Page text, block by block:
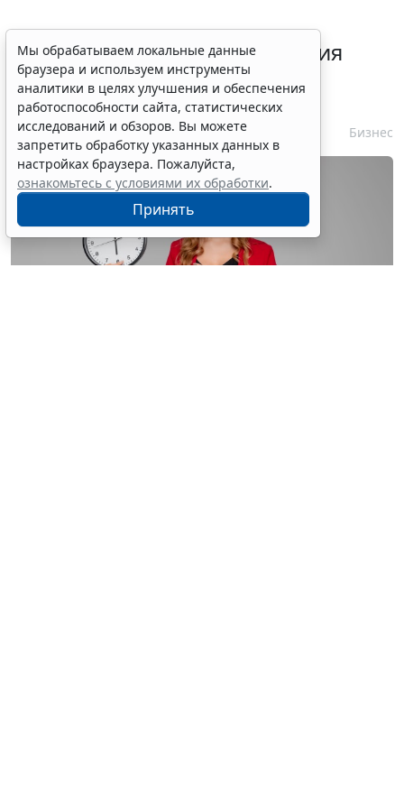
Срок согласования заключения
контракта с единственным
контрагентом сократили
7 августа 2026 16:55 Бизнес
Мы обрабатываем локальные данные
браузера и используем инструменты
аналитики в целях улучшения и обеспечения
работоспособности сайта, статистических
исследований и обзоров. Вы можете
запретить обработку указанных данных в
настройках браузера. Пожалуйста,
ознакомьтесь с условиями их обработки.
Принять